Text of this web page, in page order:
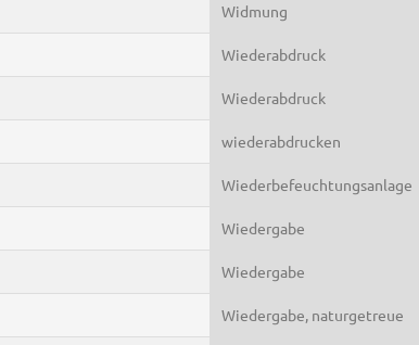
Widmung
Wiederabdruck
Wiederabdruck
wiederabdrucken
Wiederbefeuchtungsanlage
Wiedergabe
Wiedergabe
Wiedergabe, naturgetreue